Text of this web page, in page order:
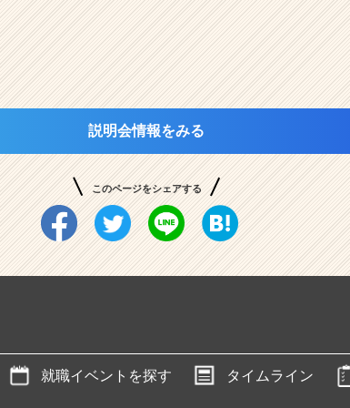
説明会情報をみる
このページをシェアする
就職イベントを探す タイムライン